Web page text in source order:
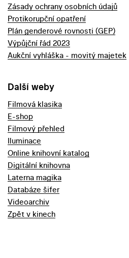
Zásady ochrany osobních údajů
Protikorupční opatření
Plán genderové rovnosti (GEP)
Výpůjční řád 2023
Aukční vyhláška - movitý majetek
Další weby
Filmová klasika
E-shop
Filmový přehled
Iluminace
Online knihovní katalog
Digitální knihovna
Laterna magika
Databáze šifer
Videoarchiv
Zpět v kinech